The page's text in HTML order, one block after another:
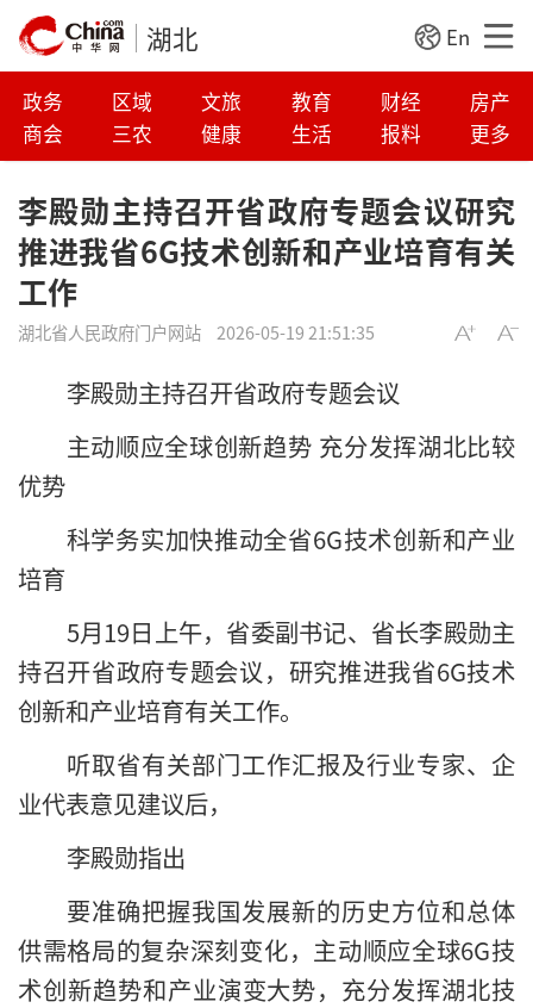
湖北 En
政务 区域 文旅 教育 财经
房产
商会
三农 健康 生活 报料 更多
李殿勋主持召开省政府专题会议研究
推进我省6G技术创新和产业培育有关
工作
湖北省人民政府门户网站 2026-05-19 21:51:35
李殿勋主持召开省政府专题会议
主动顺应全球创新趋势 充分发挥湖北比较
优势
科学务实加快推动全省6G技术创新和产业
培育
5月19日上午，省委副书记、省长李殿勋主
持召开省政府专题会议，研究推进我省6G技术
创新和产业培育有关工作。
听取省有关部门工作汇报及行业专家、企
业代表意见建议后，
李殿勋指出
要准确把握我国发展新的历史方位和总体
供需格局的复杂深刻变化，主动顺应全球6G技
术创新趋势和产业演变大势，充分发挥湖北技